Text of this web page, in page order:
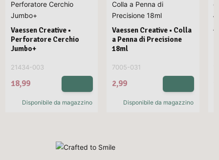
Vaessen Creative •
Perforatore Cerchio
Jumbo+
21434-003
18,99
Disponibile da magazzino
Vaessen Creative • Colla
a Penna di Precisione
18ml
7005-031
2,99
Disponibile da magazzino